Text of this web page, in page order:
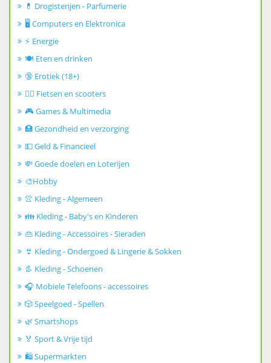
💊 Drogisterijen - Parfumerie
🖥️ Computers en Elektronica
⚡ Energie
🍽️ Eten en drinken
🔞 Erotiek (18+)
🚴‍♂️ Fietsen en scooters
🎮 Games & Multimedia
🏥 Gezondheid en verzorging
💵 Geld & Financieel
💸 Goede doelen en Loterijen
🎨Hobby
👚 Kleding - Algemeen
👪 Kleding - Baby's en Kinderen
👜 Kleding - Accessoires - Sieraden
👙 Kleding - Ondergoed & Lingerie & Sokken
👢 Kleding - Schoenen
🎧 Mobiele Telefoons - accessoires
🎲 Speelgoed - Spellen
🌿 Smartshops
🏅 Sport & Vrije tijd
🛍️ Supermarkten